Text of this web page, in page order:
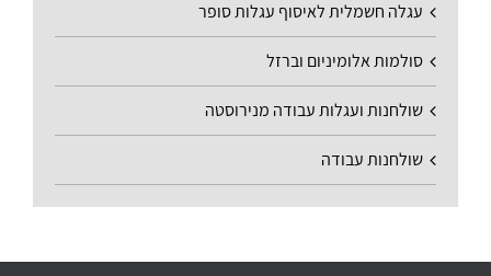
עגלה חשמלית לאיסוף עגלות סופר
סולמות אלומיניום וברזל
שולחנות ועגלות עבודה מנירוסטה
שולחנות עבודה